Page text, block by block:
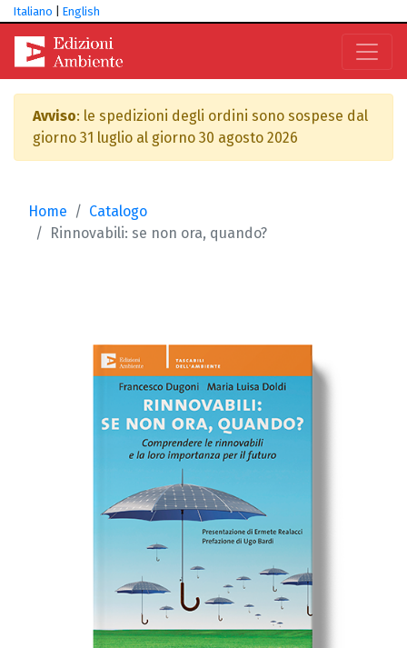
Italiano English
Avviso: le spedizioni degli ordini sono sospese dal
giorno 31 luglio al giorno 30 agosto 2026
Home
Catalogo
Rinnovabili: se non ora, quando?